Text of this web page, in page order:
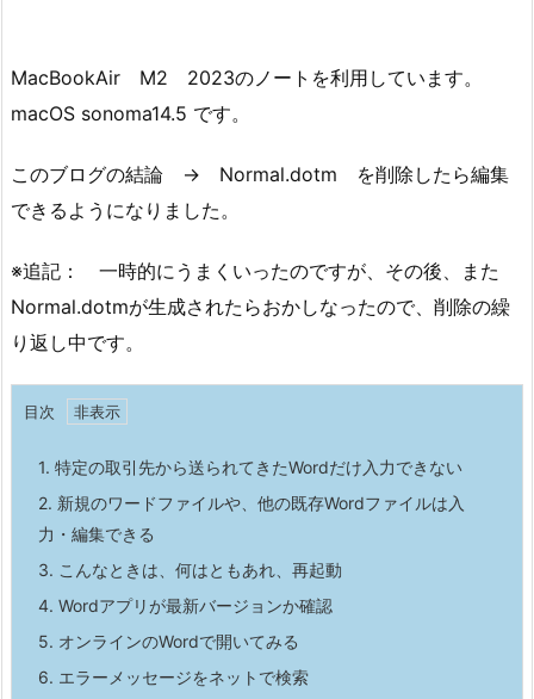
MacBookAir M2 2023のノートを利用しています。
macOS sonoma14.5 です。
このブログの結論 → Normal.dotm を削除 したら編集
できるようになりました。
※追記： 一時的にうまくいったのですが、その後、また
Normal.dotmが生成されたらおかしなったので、削除の繰
り返し中です。
目次
1. 特定の取引先から送られてきたWordだけ入力できない
2. 新規のワードファイルや、他の既存Wordファイルは入
力・編集できる
3. こんなときは、何はともあれ、再起動
4. Wordアプリが最新バージョンか確認
5. オンラインのWordで開いてみる
6. エラーメッセージをネットで検索